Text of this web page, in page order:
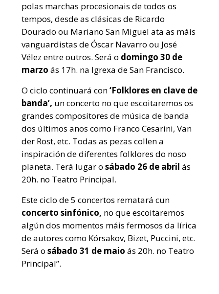
polas marchas procesionais de todos os
tempos, desde as clásicas de Ricardo
Dourado ou Mariano San Miguel ata as máis
vanguardistas de Óscar Navarro ou José
Vélez entre outros. Será o domingo 30 de
marzo ás 17h. na Igrexa de San Francisco.
O ciclo continuará con‘Folklores en clave de
banda’, un concerto no que escoitaremos os
grandes compositores de música de banda
dos últimos anos como Franco Cesarini, Van
der Rost, etc. Todas as pezas collen a
inspiración de diferentes folklores do noso
planeta. Terá lugar o sábado 26 de abril ás
20h. no Teatro Principal.
Este ciclo de 5 concertos rematará cun
concerto sinfónico, no que escoitaremos
algún dos momentos máis fermosos da lírica
de autores como Kórsakov, Bizet, Puccini, etc.
Será o sábado 31 de maio ás 20h. no Teatro
Principal”.